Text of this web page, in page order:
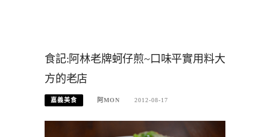
食記:阿林老牌蚵仔煎~口味平實用料大
方的老店
嘉義美食 阿MON 2012-08-17